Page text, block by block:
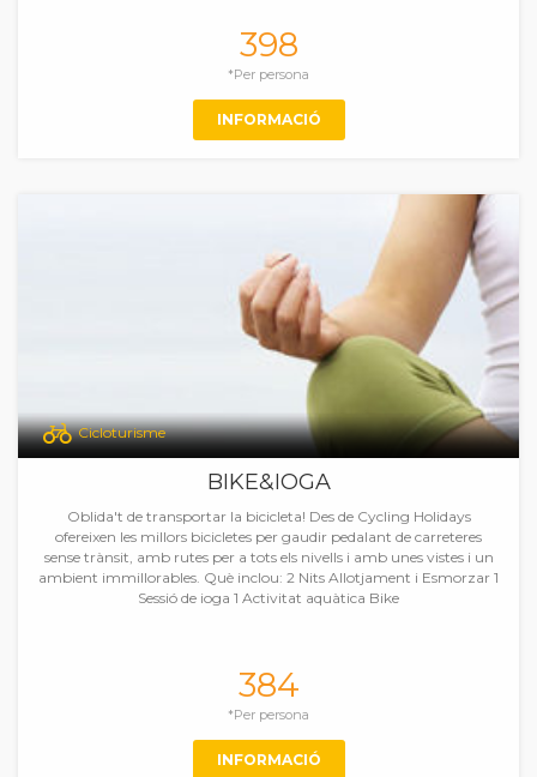
398
*Per persona
INFORMACIÓ
Cicloturisme
BIKE&IOGA
Oblida't de transportar la bicicleta! Des de Cycling Holidays
ofereixen les millors bicicletes per gaudir pedalant de carreteres
sense trànsit, amb rutes per a tots els nivells i amb unes vistes i un
ambient immillorables. Què inclou: 2 Nits Allotjament i Esmorzar 1
Sessió de ioga 1 Activitat aquàtica Bike
384
*Per persona
INFORMACIÓ